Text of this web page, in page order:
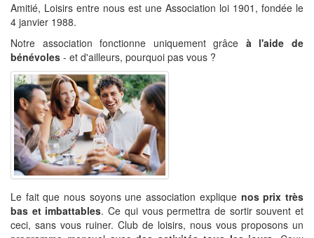
Amitié, Loisirs entre nous est une Association loi 1901, fondée le
4 janvier 1988.
Notre association fonctionne uniquement grâce à l'aide de
bénévoles - et d'ailleurs, pourquoi pas vous ?
Le fait que nous soyons une association explique nos prix très
bas et imbattables. Ce qui vous permettra de sortir souvent et
ceci, sans vous ruiner. Club de loisirs, nous vous proposons un